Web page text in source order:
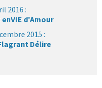
2016 :
d'Amour
2015 :
Délire